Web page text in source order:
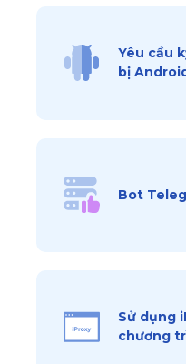
Yêu cầu
bị
Bot
Sử dụng
chương